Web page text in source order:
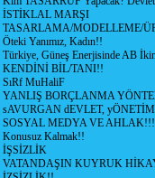
İSTİKLAL MARŞI
TASARLAMA/MODELLEME/
Öteki Yanımız, Kadın!!
Türkiye, Güneş Enerjisinde AB
KENDİNİ BİL/TANI!!
SıRf MuHaliF
YANLIŞ BORÇLANMA
sAVURGAN dEVLET,
SOSYAL MEDYA VE AHLAK!!!
Konusuz Kalmak!!
İŞSİZLİK
VATANDAŞIN KUYRUK